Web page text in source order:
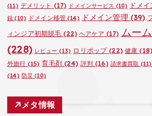
(11) デメリット (17) ドメインサービス (10) ドメ
録 (10) ドメイン移管(14) ドメイン管理 (39)
ィンジア初期脱毛 (22) ヘアケア (17) ムー
(228) レビュー (13) ロリポップ(22) 健康 (18)
外旅行 (15) 育毛剤(24) 評判 (16) 請求書買取 (11)
(14) 防災 (10)
メタ情報